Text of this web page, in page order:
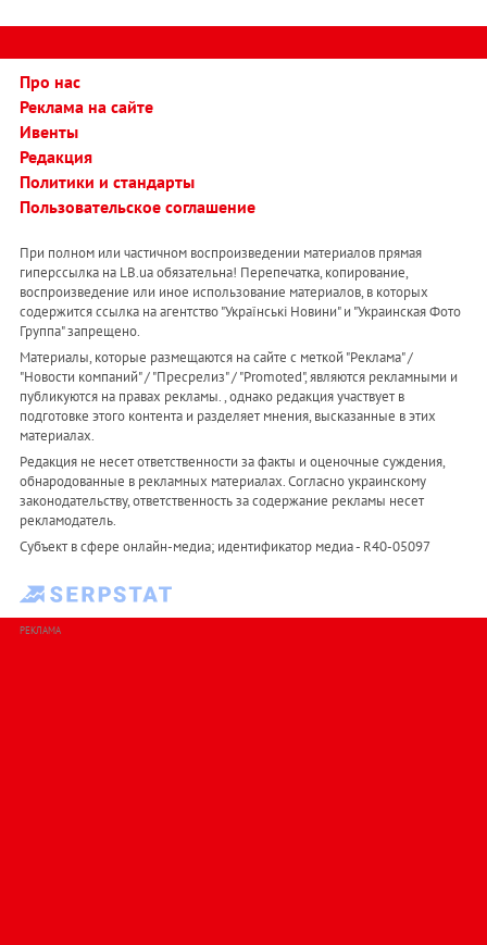
Про нас
Реклама на сайте
Ивенты
Редакция
Политики и стандарты
Пользовательское соглашение
При полном или частичном воспроизведении материалов прямая
гиперссылка на LB.ua обязательна! Перепечатка, копирование,
воспроизведение или иное использование материалов, в которых
содержится ссылка на агентство "Українськi Новини" и "Украинская Фото
Группа" запрещено.
Материалы, которые размещаются на сайте с меткой "Реклама" /
"Новости компаний" / "Пресрелиз" / "Promoted", являются рекламными и
публикуются на правах рекламы. , однако редакция участвует в
подготовке этого контента и разделяет мнения, высказанные в этих
материалах.
Редакция не несет ответственности за факты и оценочные суждения,
обнародованные в рекламных материалах. Согласно украинскому
законодательству, ответственность за содержание рекламы несет
рекламодатель.
Субъект в сфере онлайн-медиа; идентификатор медиа - R40-05097
РЕКЛАМА